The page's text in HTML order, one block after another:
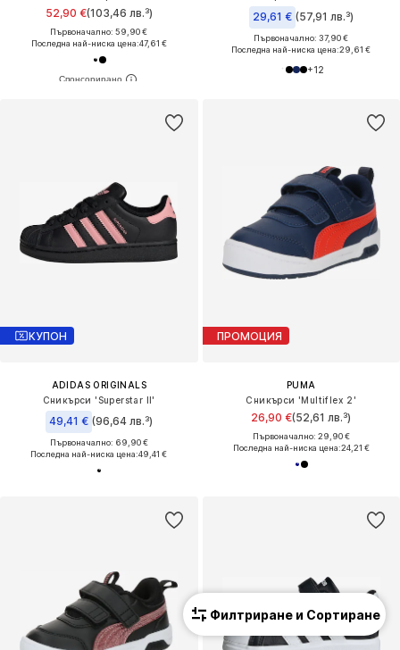
52,90 €(103,46 лв.³)
Първоначално: 59,90 €
Последна най-ниска цена:47,61 €
29,61 € (57,91 лв.³)
Първоначално: 37,90 €
Последна най-ниска цена:29,61 €
+12
КУПОН
ADIDAS ORIGINALS
Сникърси 'Superstar II'
49,41 € (96,64 лв.³)
Първоначално: 69,90 €
Последна най-ниска цена:49,41 €
ПРОМОЦИЯ
PUMA
Сникърси 'Multiflex 2'
26,90 €(52,61 лв.³)
Първоначално: 29,90 €
Последна най-ниска цена:24,21 €
Филтриране и Сортиране